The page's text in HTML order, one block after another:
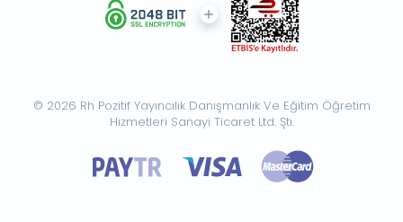
© 2026 Rh Pozitif Yayıncılık Danışmanlık Ve Eğitim Öğretim
Hizmetleri Sanayi Ticaret Ltd. Şti.